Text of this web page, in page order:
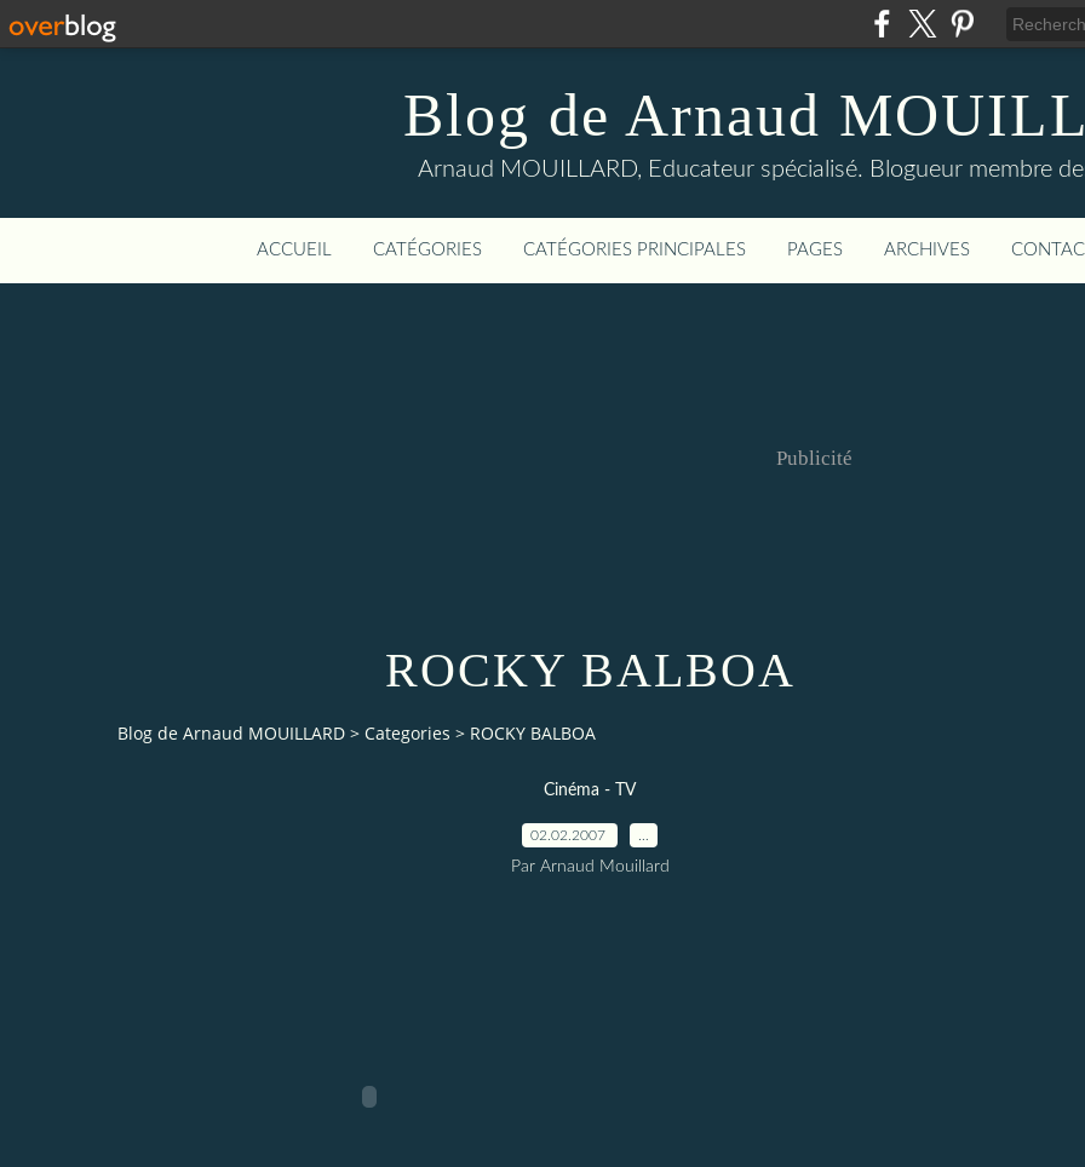
Blog de Arnaud
Arnaud MOUILLARD, Educateur spécialisé. Blogueur membre
ACCUEIL CATÉGORIES CATÉGORIES PRINCIPALES PAGES ARCHIVES
Publicité
ROCKY BALBOA
Blog de Arnaud MOUILLARD > Categories > ROCKY BALBOA
Cinéma - TV
02.02.2007
Par Arnaud Mouillard